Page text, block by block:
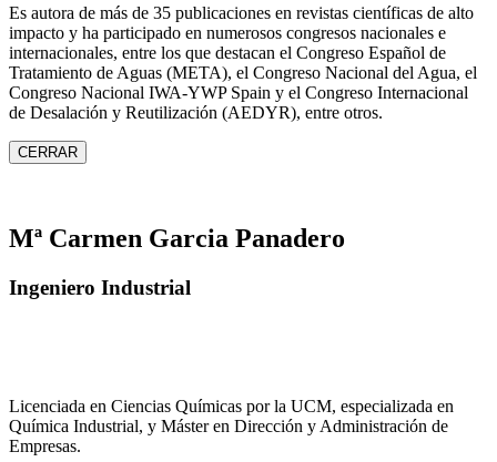
Es autora de más de 35 publicaciones en revistas científicas de alto
impacto y ha participado en numerosos congresos nacionales e
internacionales, entre los que destacan el Congreso Español de
Tratamiento de Aguas (META), el Congreso Nacional del Agua, el
Congreso Nacional IWA‑YWP Spain y el Congreso Internacional
de Desalación y Reutilización (AEDYR), entre otros.
CERRAR
Mª Carmen Garcia Panadero
Ingeniero Industrial
Licenciada en Ciencias Químicas por la UCM, especializada en
Química Industrial, y Máster en Dirección y Administración de
Empresas.